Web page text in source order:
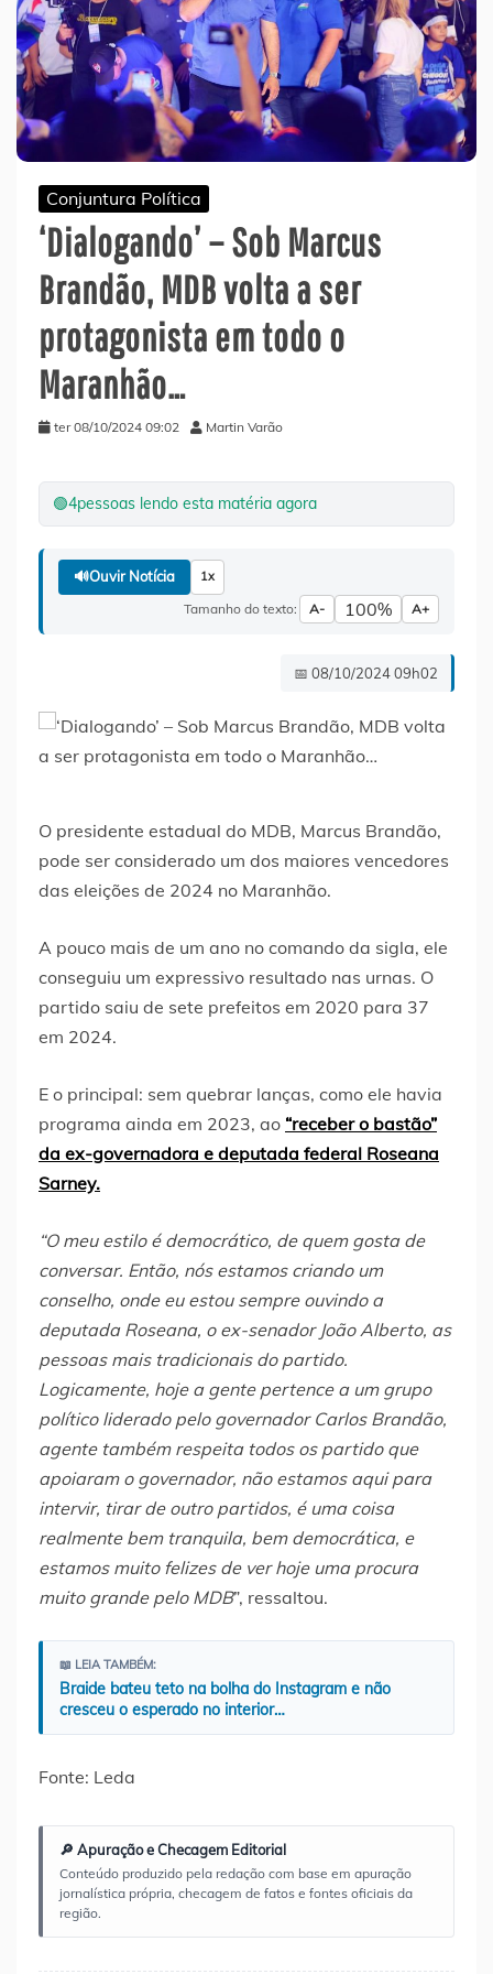
Conjuntura Política
‘Dialogando’ – Sob Marcus
Brandão, MDB volta a ser
protagonista em todo o
Maranhão…
ter 08/10/2024 09:02 Martin Varão
🟢4pessoas lendo esta matéria agora
🔊Ouvir Notícia 1x
Tamanho do texto: A- 100% A+
📅 08/10/2024 09h02
O presidente estadual do MDB, Marcus Brandão,
pode ser considerado um dos maiores vencedores
das eleições de 2024 no Maranhão.
A pouco mais de um ano no comando da sigla, ele
conseguiu um expressivo resultado nas urnas. O
partido saiu de sete prefeitos em 2020 para 37
em 2024.
E o principal: sem quebrar lanças, como ele havia
programa ainda em 2023, ao “receber o bastão”
da ex-governadora e deputada federal Roseana
Sarney.
“O meu estilo é democrático, de quem gosta de
conversar. Então, nós estamos criando um
conselho, onde eu estou sempre ouvindo a
deputada Roseana, o ex-senador João Alberto, as
pessoas mais tradicionais do partido.
Logicamente, hoje a gente pertence a um grupo
político liderado pelo governador Carlos Brandão,
agente também respeita todos os partido que
apoiaram o governador, não estamos aqui para
intervir, tirar de outro partidos, é uma coisa
realmente bem tranquila, bem democrática, e
estamos muito felizes de ver hoje uma procura
muito grande pelo MDB”, ressaltou.
📖 LEIA TAMBÉM:
Braide bateu teto na bolha do Instagram e não
cresceu o esperado no interior…
Fonte: Leda
🔎 Apuração e Checagem Editorial
Conteúdo produzido pela redação com base em apuração
jornalística própria, checagem de fatos e fontes oficiais da
região.